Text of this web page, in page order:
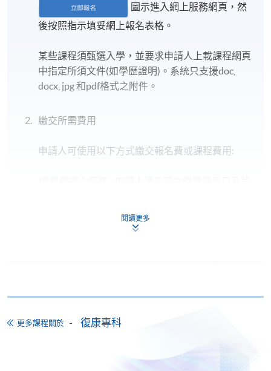
圖示進入網上服務網頁，然
後按照指示填妥網上報名表格。
某些課程須甄選入學，並要求申請人上載課程網頁
中指定所須文件(如學歷證明)。系統只支援doc,
docx, jpg 和pdf格式之附件。
繳交所需費用
申請人可使用以下方式繳交報名費或課程費用:
月免息分期付款優惠，必須親臨本學院設有報名服務的教
如欲了解如何於網上報讀新課程及繳費，請瀏覽網上
閱讀更多
更多課程關於 復康專科